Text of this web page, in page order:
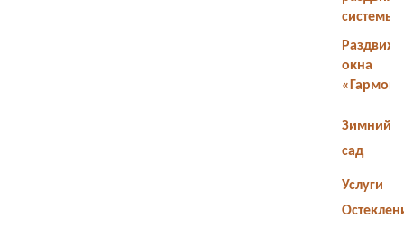
системы
окна
Зимний
сад
Услуги